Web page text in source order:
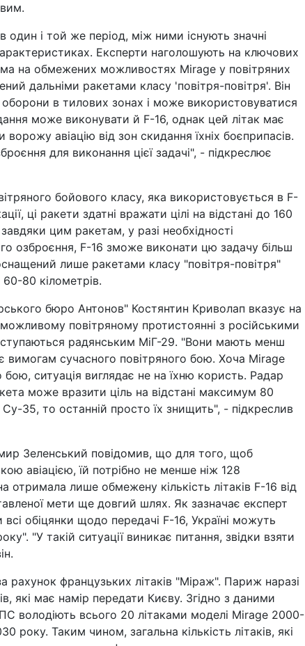
один і той же період, між ними існують значні
Експерти наголошують на ключових
на обмежених можливостях Mirage у повітряних
дальніми ракетами класу 'повітря-повітря'. Він
в тилових зонах і може використовуватися
може виконувати й F-16, однак цей літак має
ворожу авіацію від зон скидання їхніх боєприпасів.
для виконання цієї задачі", - підкреслює
бойового класу, яка використовується в F-
ці ракети здатні вражати цілі на відстані до 160
цим ракетам, у разі необхідності
озброєння, F-16 зможе виконати цю задачу більш
лише ракетами класу "повітря-повітря"
80 кілометрів.
бюро Антонов" Костянтин Криволап вказує на
повітряному протистоянні з російськими
радянським МіГ-29. "Вони мають менш
вимогам сучасного повітряного бою. Хоча Mirage
ситуація виглядає не на їхню користь. Радар
може вразити ціль на відстані максимум 80
35, то останній просто їх знищить", - підкреслив
Зеленський повідомив, що для того, щоб
авіацією, їй потрібно не менше ніж 128
отримала лише обмежену кількість літаків F-16 від
мети ще довгий шлях. Як зазначає експерт
обіцянки щодо передачі F-16, Україні можуть
"У такій ситуації виникає питання, звідки взяти
французьких літаків "Міраж". Париж наразі
які має намір передати Києву. Згідно з даними
володіють всього 20 літаками моделі Mirage 2000-
року. Таким чином, загальна кількість літаків, які